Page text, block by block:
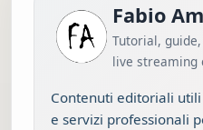
Fabio
Tutorial,
live streaming
Contenuti editoriali
e servizi professionali